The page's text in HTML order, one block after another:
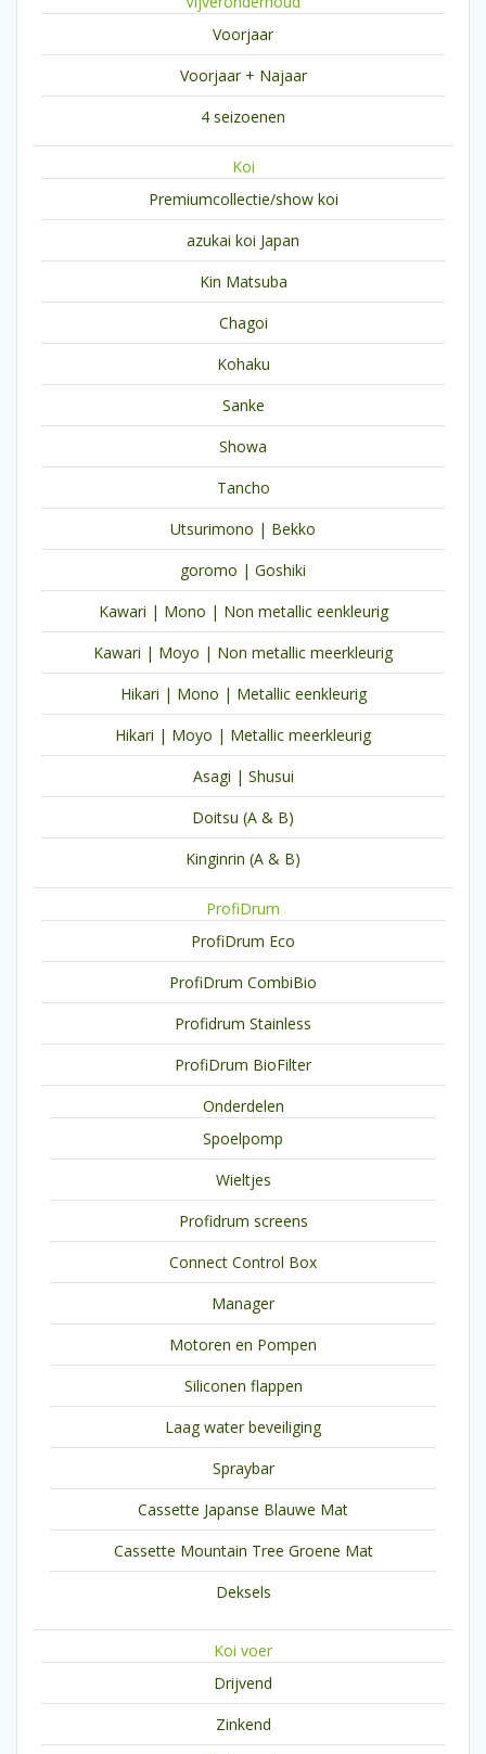
Voorjaar
Voorjaar + Najaar
4 seizoenen
Koi
Premiumcollectie/show koi
azukai koi Japan
Kin Matsuba
Chagoi
Kohaku
Sanke
Showa
Tancho
Utsurimono | Bekko
goromo | Goshiki
Kawari | Mono | Non metallic eenkleurig
Kawari | Moyo | Non metallic meerkleurig
Hikari | Mono | Metallic eenkleurig
Hikari | Moyo | Metallic meerkleurig
Asagi | Shusui
Doitsu (A & B)
Kinginrin (A & B)
ProfiDrum
ProfiDrum Eco
ProfiDrum CombiBio
Profidrum Stainless
ProfiDrum BioFilter
Onderdelen
Spoelpomp
Wieltjes
Profidrum screens
Connect Control Box
Manager
Motoren en Pompen
Siliconen flappen
Laag water beveiliging
Spraybar
Cassette Japanse Blauwe Mat
Cassette Mountain Tree Groene Mat
Deksels
Koi voer
Drijvend
Zinkend